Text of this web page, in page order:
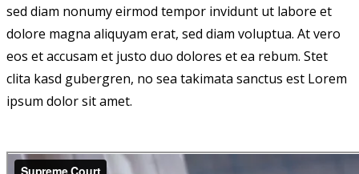
sed diam nonumy eirmod tempor invidunt ut labore et
dolore magna aliquyam erat, sed diam voluptua. At vero
eos et accusam et justo duo dolores et ea rebum. Stet
clita kasd gubergren, no sea takimata sanctus est Lorem
ipsum dolor sit amet.